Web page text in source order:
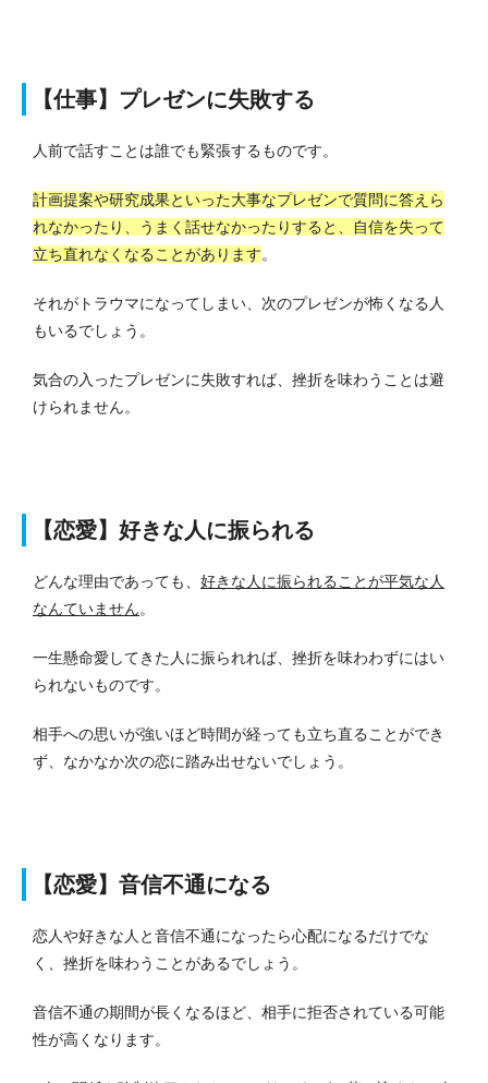
【仕事】プレゼンに失敗する
人前で話すことは誰でも緊張するものです。
計画提案や研究成果といった大事なプレゼンで質問に答えら
れなかったり、うまく話せなかったりすると、自信を失って
立ち直れなくなることがあります。
それがトラウマになってしまい、次のプレゼンが怖くなる人
もいるでしょう。
気合の入ったプレゼンに失敗すれば、挫折を味わうことは避
けられません。
【恋愛】好きな人に振られる
どんな理由であっても、 好きな人に振られることが平気な人
なんていません。
一生懸命愛してきた人に振られれば、挫折を味わわずにはい
られないものです。
相手への思いが強いほど時間が経っても立ち直ることができ
ず、なかなか次の恋に踏み出せないでしょう。
【恋愛】音信不通になる
恋人や好きな人と音信不通になったら心配になるだけでな
く、挫折を味わうことがあるでしょう。
音信不通の期間が長くなるほど、相手に拒否されている可能
性が高くなります。